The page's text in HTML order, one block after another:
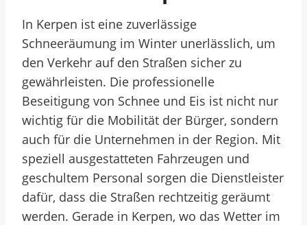
In Kerpen ist eine zuverlässige
Schneeräumung im Winter unerlässlich, um
den Verkehr auf den Straßen sicher zu
gewährleisten. Die professionelle
Beseitigung von Schnee und Eis ist nicht nur
wichtig für die Mobilität der Bürger, sondern
auch für die Unternehmen in der Region. Mit
speziell ausgestatteten Fahrzeugen und
geschultem Personal sorgen die Dienstleister
dafür, dass die Straßen rechtzeitig geräumt
werden. Gerade in Kerpen, wo das Wetter im